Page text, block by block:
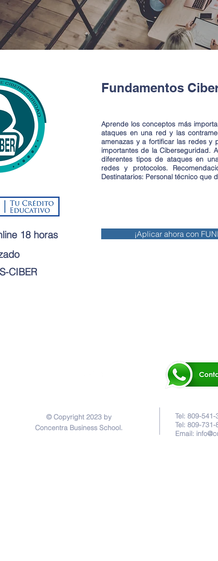
18 horas
CIBER
Fundamentos
Aprende los conceptos más
ataques en una red y las
amenazas y a fortificar las redes y
importantes de la Ciberseguridad.
diferentes tipos de ataques en
redes y protocolos.
Destinatarios: Personal técnico que
¡Aplicar ahora con
© Copyright 2023 by
Concentra Business School.
Tel: 809-541-
Tel: 809-731-
Email: